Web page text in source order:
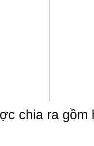
chia ra gồm